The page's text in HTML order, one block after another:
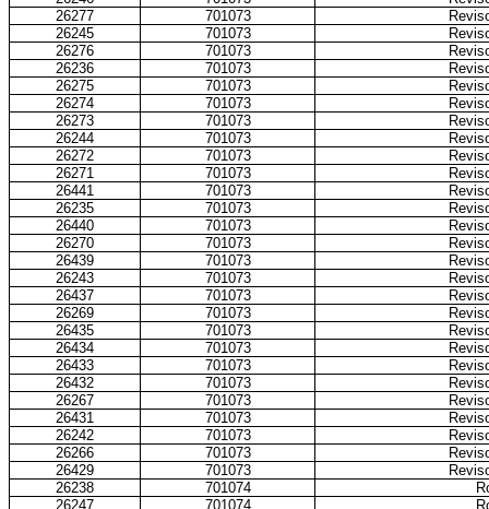
26277
701073
26245
701073
26276
701073
26236
701073
26275
701073
26274
701073
26273
701073
26244
701073
26272
701073
26271
701073
26441
701073
26235
701073
26440
701073
26270
701073
26439
701073
26243
701073
26437
701073
26269
701073
26435
701073
26434
701073
26433
701073
26432
701073
26267
701073
26431
701073
26242
701073
26266
701073
26429
701073
26238
701074
26247
701074